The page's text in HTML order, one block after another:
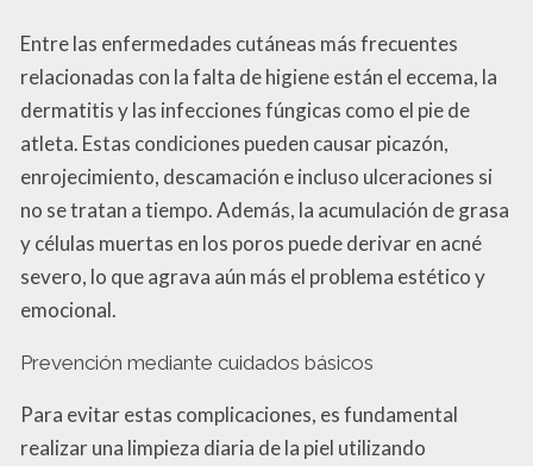
Entre las enfermedades cutáneas más frecuentes
relacionadas con la falta de higiene están el eccema, la
dermatitis y las infecciones fúngicas como el pie de
atleta. Estas condiciones pueden causar picazón,
enrojecimiento, descamación e incluso ulceraciones si
no se tratan a tiempo. Además, la acumulación de grasa
y células muertas en los poros puede derivar en acné
severo, lo que agrava aún más el problema estético y
emocional.
Prevención mediante cuidados básicos
Para evitar estas complicaciones, es fundamental
realizar una limpieza diaria de la piel utilizando